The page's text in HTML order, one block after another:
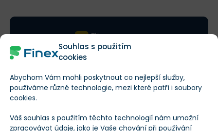
Souhlas s použitím
cookies
Abychom Vám mohli poskytnout co nejlepší služby,
používáme různé technologie, mezi které patří i soubory
cookies.
Váš souhlas s použitím těchto technologií nám umožní
zpracovávat údaje, jako je Vaše chování při používání
TEĎ ZAČÍNÁ TA NEJDŮLEŽITĚJŠÍ ČÁST
Nenechte si ujít konkrétní čísla
a klíčové poznatky